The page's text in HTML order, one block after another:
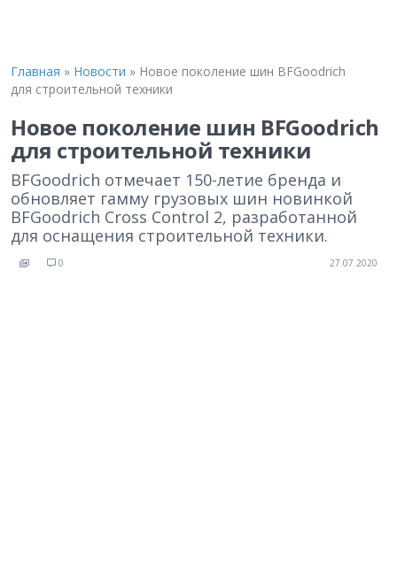
Главная » Новости » Новое поколение шин BFGoodrich
для строительной техники
Новое поколение шин BFGoodrich
для строительной техники
BFGoodrich отмечает 150-летие бренда и
обновляет гамму грузовых шин новинкой
BFGoodrich Cross Control 2, разработанной
для оснащения строительной техники.
0 27.07.2020